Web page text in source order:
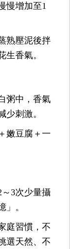
慢增加至1
熟壓泥後拌
生香氣。
粥中，香氣
少刺激。
嫩豆腐＋一
3次少量攝
」。
庭習慣，不
選天然、不